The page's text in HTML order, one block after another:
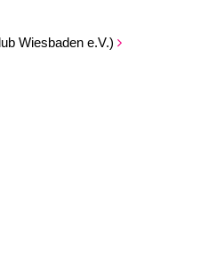
Wiesbaden e.V.)